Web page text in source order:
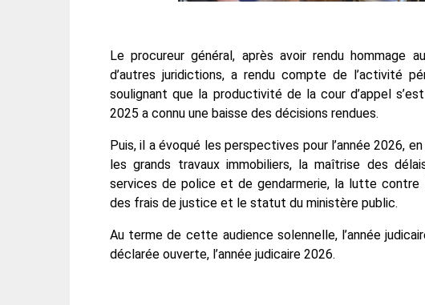
Le procureur général, après avoir rendu hommage
d’autres juridictions, a rendu compte de l’activité
soulignant que la productivité de la cour d’appel
2025 a connu une baisse des décisions rendues.
Puis, il a évoqué les perspectives pour l’année 2026,
les grands travaux immobiliers, la maîtrise des
services de police et de gendarmerie, la lutte contre
des frais de justice et le statut du ministère public.
Au terme de cette audience solennelle, l’année
déclarée ouverte, l’année judicaire 2026.